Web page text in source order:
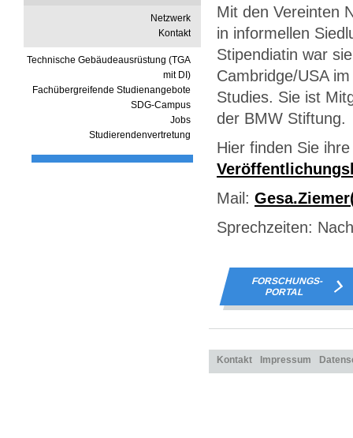
Netzwerk
Kontakt
Technische Gebäudeausrüstung (TGA
mit DI)
Fachübergreifende Studienangebote
SDG-Campus
Jobs
Studierendenvertretung
Mit den Vereinten
in informellen
Stipendiatin war
Cambridge/USA
Studies. Sie ist
der BMW Stiftung.
Hier finden Sie
Mail:
Sprechzeiten:
FORSCHUNGS-
PORTAL
Kontakt Impressum